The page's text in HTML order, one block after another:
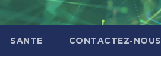
SANTE CONTACTEZ-NOUS